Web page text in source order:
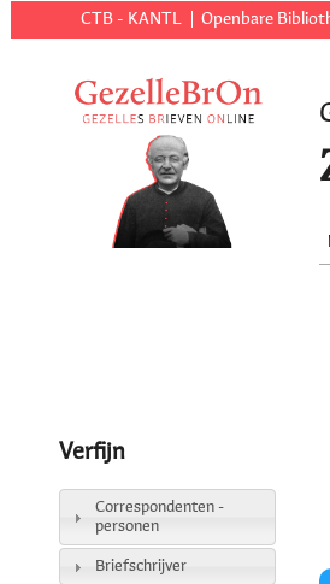
CTB - KANTL Openbare
Verfijn
Correspondenten -
personen
Briefschrijver